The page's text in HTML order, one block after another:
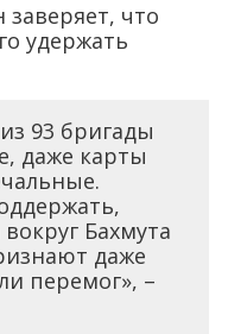
что
удержать
93 бригады
даже карты
Бахмута
даже
перемог», –